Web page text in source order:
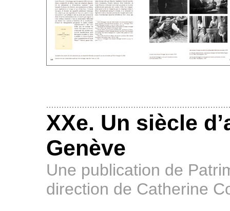
XXe. Un siècle
Genève
Une publication de
direction de Catherine